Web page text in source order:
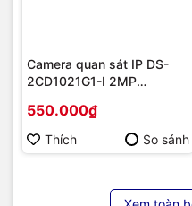
Camera quan sát IP DS-
2CD1021G1-I 2MP
550.000₫
Thích So sánh